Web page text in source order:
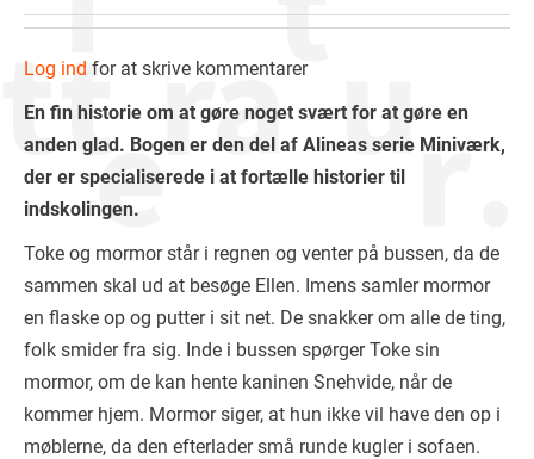
Log ind for at skrive kommentarer
En fin historie om at gøre noget svært for at gøre en
anden glad. Bogen er den del af Alineas serie Miniværk,
der er specialiserede i at fortælle historier til
indskolingen.
Toke og mormor står i regnen og venter på bussen, da de
sammen skal ud at besøge Ellen. Imens samler mormor
en flaske op og putter i sit net. De snakker om alle de ting,
folk smider fra sig. Inde i bussen spørger Toke sin
mormor, om de kan hente kaninen Snehvide, når de
kommer hjem. Mormor siger, at hun ikke vil have den op i
møblerne, da den efterlader små runde kugler i sofaen.